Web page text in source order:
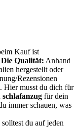
Kauf ist
Die Qualität: Anhand
hergestellt oder
Rezensionen
Hier musst du dich für
für dein
immer schauen, was
du auf jeden